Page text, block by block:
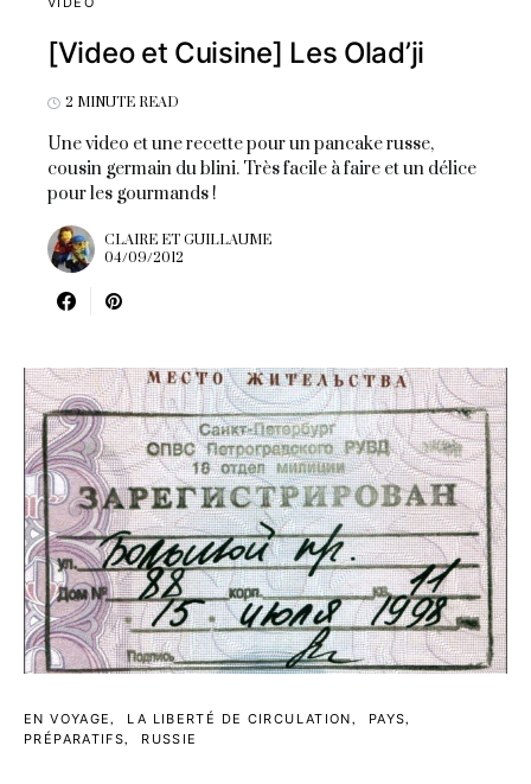
[Video et Cuisine] Les Olad’ji
2 MINUTE READ
Une video et une recette pour un pancake russe,
cousin germain du blini. Très facile à faire et un délice
pour les gourmands !
CLAIRE ET GUILLAUME
04/09/2012
EN VOYAGE LA LIBERTÉ DE CIRCULATION
PAYS
PRÉPARATIFS
RUSSIE